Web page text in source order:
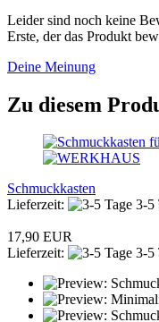
Leider sind noch keine
Erste, der das Produkt
Deine Meinung
Zu diesem
Schmuckkasten
Lieferzeit:
3-5
17,90 EUR
Lieferzeit:
3-5